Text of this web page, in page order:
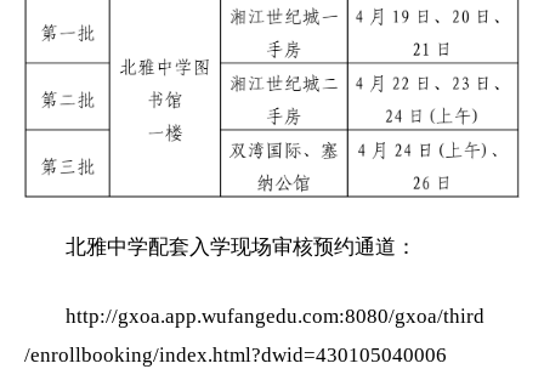
北雅中学配套入学现场审核预约通道：
http://gxoa.app.wufangedu.com:8080/gxoa/third
/enrollbooking/index.html?dwid=430105040006